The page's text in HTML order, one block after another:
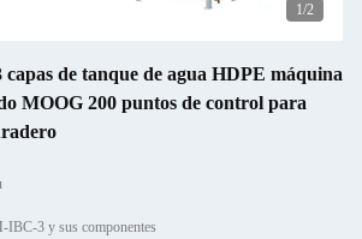
1/2
de tanque de agua HDPE máquina
MOOG 200 puntos de control para
3 y sus componentes